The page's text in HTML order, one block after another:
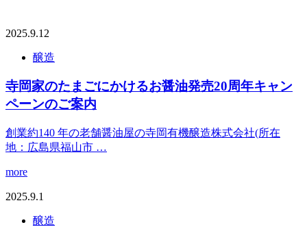
2025.9.12
醸造
寺岡家のたまごにかけるお醤油発売20周年キャン
ペーンのご案内
創業約140 年の⽼舗醤油屋の寺岡有機醸造株式会社(所在
地：広島県福⼭市 …
more
2025.9.1
醸造